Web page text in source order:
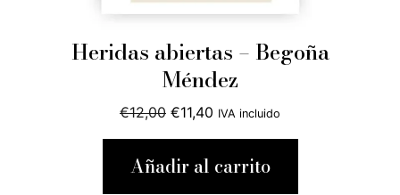
Heridas abiertas – Begoña
Méndez
€12,00 El
precio
original
€11,40 El
precio
actual
IVA incluido
Añadir al carrito